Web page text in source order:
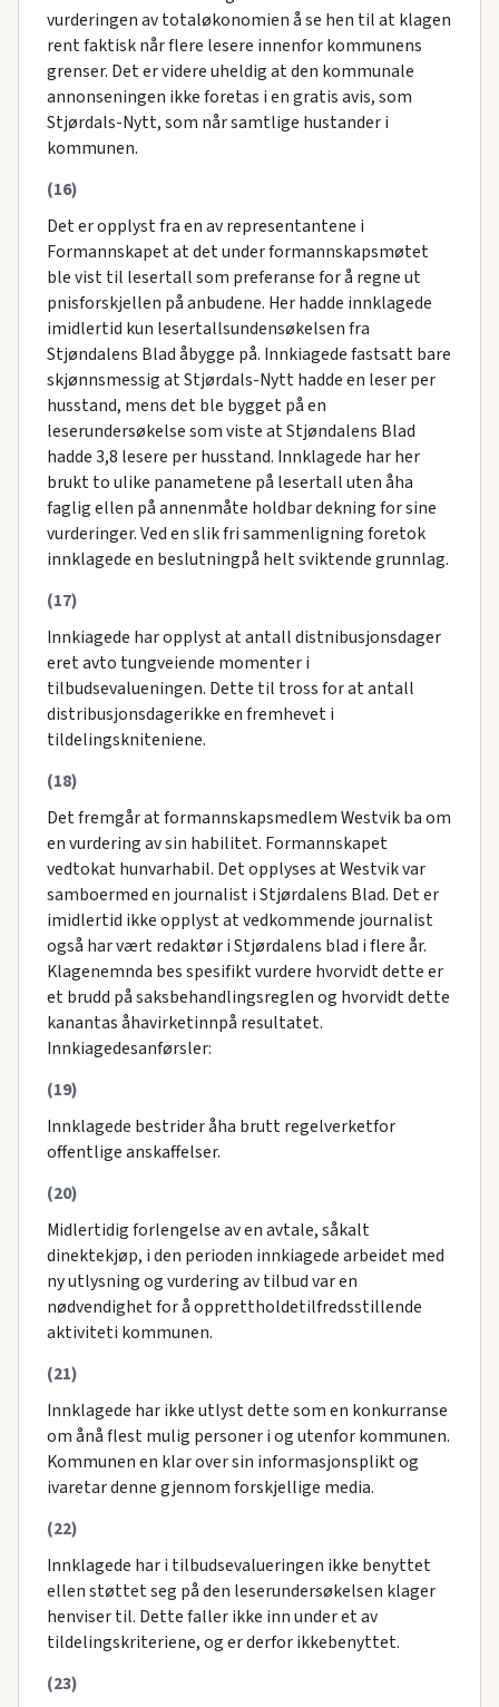
vurderingen av totaløkonomien å se hen til at klagen
rent faktisk når flere lesere innenfor kommunens
grenser. Det er videre uheldig at den kommunale
annonseningen ikke foretas i en gratis avis, som
Stjørdals-Nytt, som når samtlige hustander i
kommunen.
(16)
Det er opplyst fra en av representantene i
Formannskapet at det under formannskapsmøtet
ble vist til lesertall som preferanse for å regne ut
pnisforskjellen på anbudene. Her hadde innklagede
imidlertid kun lesertallsundensøkelsen fra
Stjøndalens Blad åbygge på. Innkiagede fastsatt bare
skjønnsmessig at Stjørdals-Nytt hadde en leser per
husstand, mens det ble bygget på en
leserundersøkelse som viste at Stjøndalens Blad
hadde 3,8 lesere per husstand. Innklagede har her
brukt to ulike panametene på lesertall uten åha
faglig ellen på annenmåte holdbar dekning for sine
vurderinger. Ved en slik fri sammenligning foretok
innklagede en beslutningpå helt sviktende grunnlag.
(17)
Innkiagede har opplyst at antall distnibusjonsdager
eret avto tungveiende momenter i
tilbudsevalueningen. Dette til tross for at antall
distribusjonsdagerikke en fremhevet i
tildelingskniteniene.
(18)
Det fremgår at formannskapsmedlem Westvik ba om
en vurdering av sin habilitet. Formannskapet
vedtokat hunvarhabil. Det opplyses at Westvik var
samboermed en journalist i Stjørdalens Blad. Det er
imidlertid ikke opplyst at vedkommende journalist
også har vært redaktør i Stjørdalens blad i flere år.
Klagenemnda bes spesifikt vurdere hvorvidt dette er
et brudd på saksbehandlingsreglen og hvorvidt dette
kanantas åhavirketinnpå resultatet.
Innkiagedesanførsler:
(19)
Innklagede bestrider åha brutt regelverketfor
offentlige anskaffelser.
(20)
Midlertidig forlengelse av en avtale, såkalt
dinektekjøp, i den perioden innkiagede arbeidet med
ny utlysning og vurdering av tilbud var en
nødvendighet for å opprettholdetilfredsstillende
aktiviteti kommunen.
(21)
Innklagede har ikke utlyst dette som en konkurranse
om ånå flest mulig personer i og utenfor kommunen.
Kommunen en klar over sin informasjonsplikt og
ivaretar denne gjennom forskjellige media.
(22)
Innklagede har i tilbudsevalueringen ikke benyttet
ellen støttet seg på den leserundersøkelsen klager
henviser til. Dette faller ikke inn under et av
tildelingskriteriene, og er derfor ikkebenyttet.
(23)